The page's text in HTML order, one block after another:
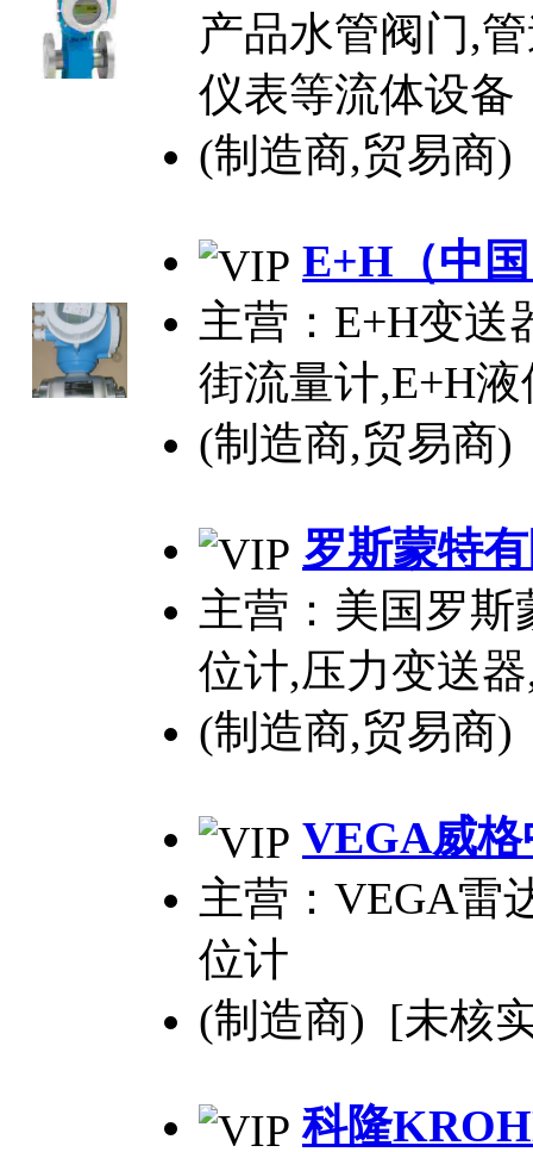
产品水管阀门,
仪表等流体设备
(制造商,贸易商
E+H（中
主营：E+H变送
街流量计,E+H
(制造商,贸易商
罗斯蒙特
主营：美国罗
位计,压力变送
(制造商,贸易商
VEGA威
主营：VEGA雷
位计
(制造商) [未核
科隆